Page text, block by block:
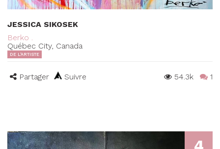
JESSICA SIKOSEK
Berko .
Québec City, Canada
DE L'ARTISTE
Partager Suivre 54.3k 1